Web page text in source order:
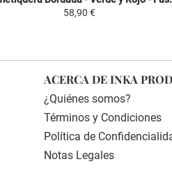
58,90 €
ACERCA DE INKA
¿Quiénes somos?
Términos y Condiciones
Política de
Notas Legales